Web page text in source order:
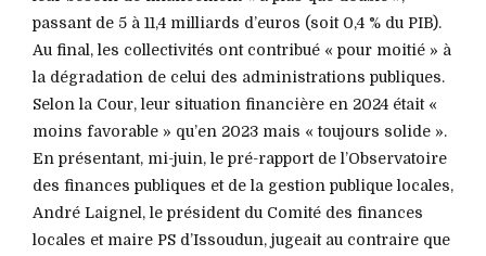
passant de 5 à 11,4 milliards d’euros (soit 0,4 % du PIB).
Au final, les collectivités ont contribué « pour moitié » à
la dégradation de celui des administrations publiques.
Selon la Cour, leur situation financière en 2024 était «
moins favorable » qu’en 2023 mais « toujours solide ».
En présentant, mi-juin, le pré-rapport de l’Observatoire
des finances publiques et de la gestion publique locales,
André Laignel, le président du Comité des finances
locales et maire PS d’Issoudun, jugeait au contraire que